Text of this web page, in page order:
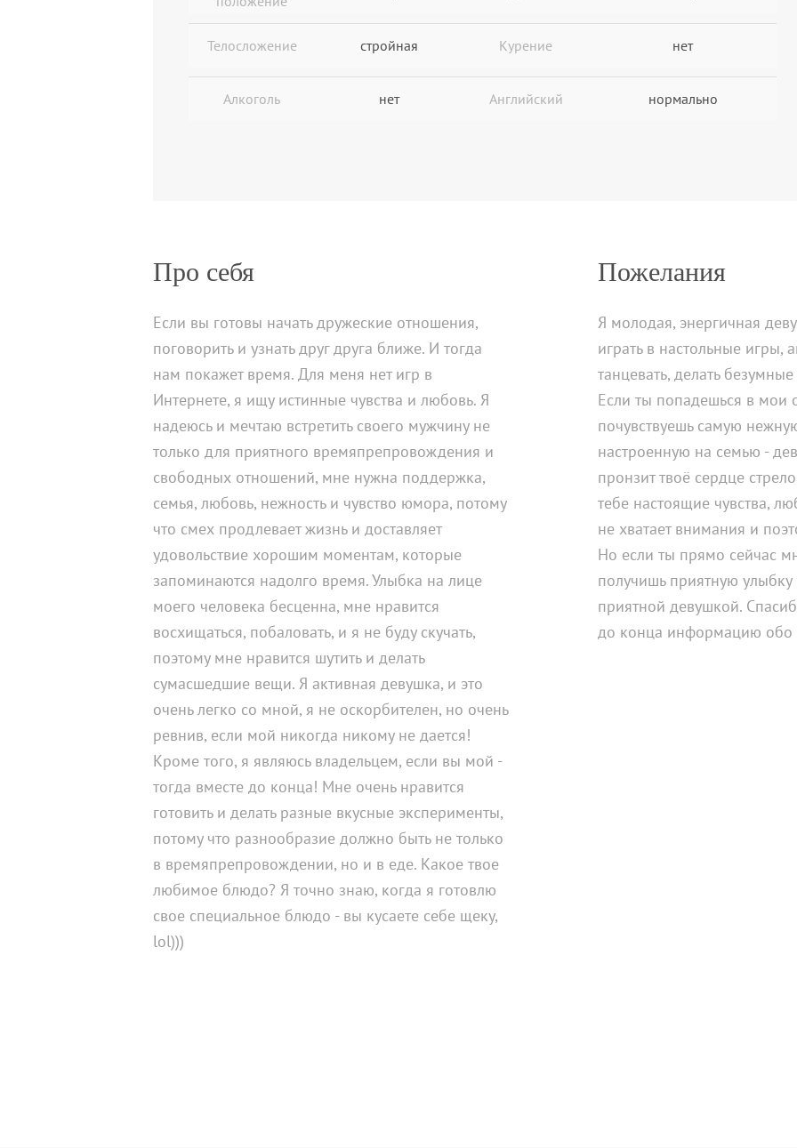
Телосложение стройная Курение нет
Алкоголь нет Английский нормально
Про себя
Если вы готовы начать дружеские отношения,
поговорить и узнать друг друга ближе. И тогда
нам покажет время. Для меня нет игр в
Интернете, я ищу истинные чувства и любовь. Я
надеюсь и мечтаю встретить своего мужчину не
только для приятного времяпрепровождения и
свободных отношений, мне нужна поддержка,
семья, любовь, нежность и чувство юмора, потому
что смех продлевает жизнь и доставляет
удовольствие хорошим моментам, которые
запоминаются надолго время. Улыбка на лице
моего человека бесценна, мне нравится
восхищаться, побаловать, и я не буду скучать,
поэтому мне нравится шутить и делать
сумасшедшие вещи. Я активная девушка, и это
очень легко со мной, я не оскорбителен, но очень
ревнив, если мой никогда никому не дается!
Кроме того, я являюсь владельцем, если вы мой -
тогда вместе до конца! Мне очень нравится
готовить и делать разные вкусные эксперименты,
потому что разнообразие должно быть не только
в времяпрепровождении, но и в еде. Какое твое
любимое блюдо? Я точно знаю, когда я готовлю
свое специальное блюдо - вы кусаете себе щеку,
lol)))
Пожелания
Я молодая, энергичная
играть в настольные игры,
танцевать, делать
Если ты попадешься в мои
почувствуешь самую
настроенную на семью -
пронзит твоё сердце
тебе настоящие чувства,
не хватает внимания и
Но если ты прямо сейчас
получишь приятную
приятной девушкой.
до конца информацию обо